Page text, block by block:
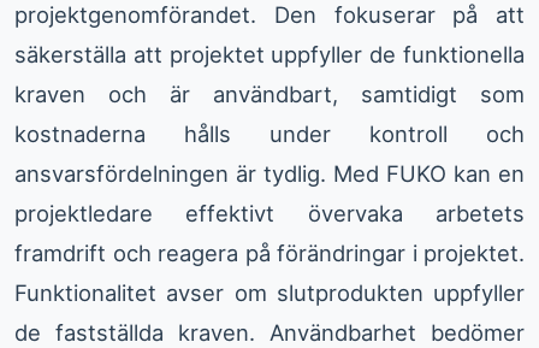
projektgenomförandet. Den fokuserar på att
säkerställa att projektet uppfyller de funktionella
kraven och är användbart, samtidigt som
kostnaderna hålls under kontroll och
ansvarsfördelningen är tydlig. Med FUKO kan en
projektledare effektivt övervaka arbetets
framdrift och reagera på förändringar i projektet.
Funktionalitet avser om slutprodukten uppfyller
de fastställda kraven. Användbarhet bedömer